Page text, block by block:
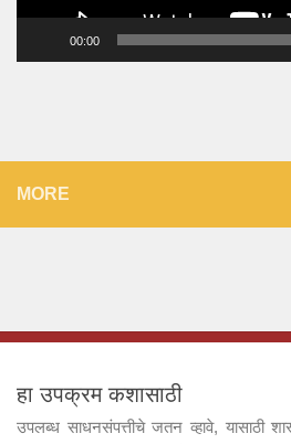
00:00
MORE
हा उपक्रम कशासाठी
उपलब्ध साधनसंपत्तीचे जतन व्हावे, यासाठी